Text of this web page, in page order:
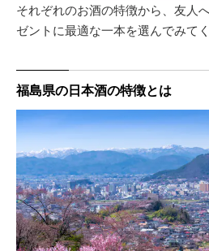
それぞれのお酒の特徴から、友人
ゼントに最適な一本を選んでみてく
福島県の日本酒の特徴とは